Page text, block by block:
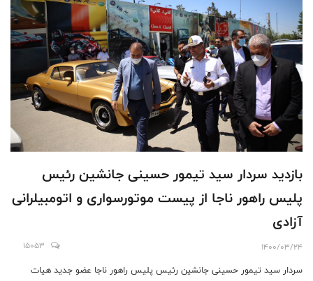
بازدید سردار سید تیمور حسینی جانشین رئیس
پلیس راهور ناجا از پیست موتورسواری و اتومبیلرانی
آزادی
1400/03/24
15053
سردار سید تیمور حسینی جانشین رئیس پلیس راهور ناجا عضو جدید هیات